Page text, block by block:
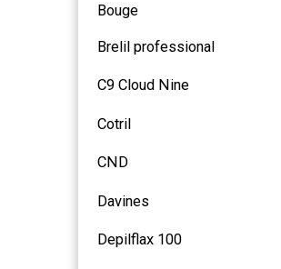
Bouge
Brelil professional
C9 Cloud Nine
Cotril
CND
Davines
Depilflax 100